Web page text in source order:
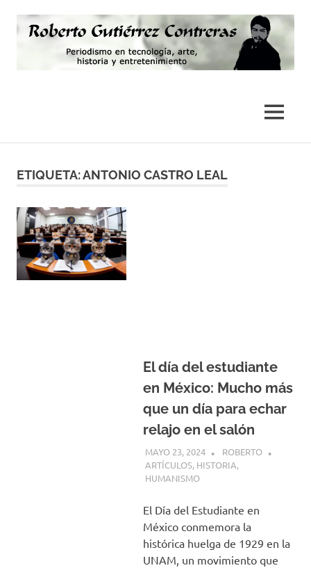
contenido
MENÚ
ETIQUETA:ANTONIO CASTRO LEAL
El día del estudiante
en México: Mucho más
que un día para echar
relajo en el salón
MAYO 23, 2024
ROBERTO
ARTÍCULOS, HISTORIA,
HUMANISMO
El Día del Estudiante en
México conmemora la
histórica huelga de 1929 en la
UNAM, un movimiento que